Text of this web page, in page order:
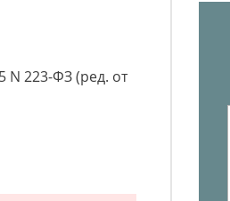
N 223-ФЗ (ред. от